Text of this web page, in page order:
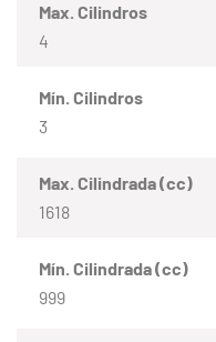
Max. Cilindros
4
Mín. Cilindros
3
Max. Cilindrada (cc)
1618
Mín. Cilindrada (cc)
999